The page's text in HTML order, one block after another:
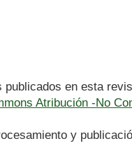
publicados en esta
Atribución -No
y